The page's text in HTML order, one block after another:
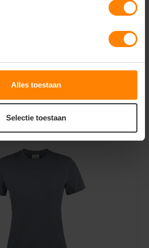
Alles toestaan
Selectie toestaan
Bekijken